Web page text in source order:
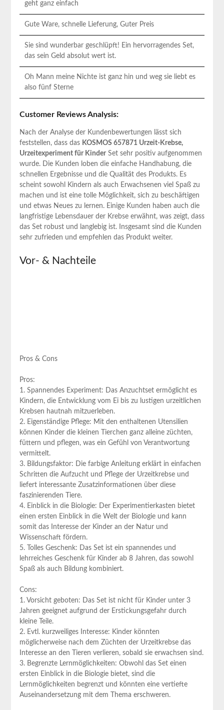
geht ganz einfach
Gute Ware, schnelle Lieferung, Guter Preis
Sie sind wunderbar geschlüpft! Ein hervorragendes Set,
das sein Geld absolut wert ist.
Oh Mann meine Nichte ist ganz hin und weg sie liebt es
also fünf Sterne
Customer Reviews Analysis:
Nach der Analyse der Kundenbewertungen lässt sich
feststellen, dass das KOSMOS 657871 Urzeit-Krebse,
Urzeitexperiment für KinderSet sehr positiv aufgenommen
wurde. Die Kunden loben die einfache Handhabung, die
schnellen Ergebnisse und die Qualität des Produkts. Es
scheint sowohl Kindern als auch Erwachsenen viel Spaß zu
machen und ist eine tolle Möglichkeit, sich zu beschäftigen
und etwas Neues zu lernen. Einige Kunden haben auch die
langfristige Lebensdauer der Krebse erwähnt, was zeigt, dass
das Set robust und langlebig ist. Insgesamt sind die Kunden
sehr zufrieden und empfehlen das Produkt weiter.
Vor- & Nachteile
Pros & Cons
Pros:
1. Spannendes Experiment: Das Anzuchtset ermöglicht es
Kindern, die Entwicklung vom Ei bis zu lustigen urzeitlichen
Krebsen hautnah mitzuerleben.
2. Eigenständige Pflege: Mit den enthaltenen Utensilien
können Kinder die kleinen Tierchen ganz alleine züchten,
füttern und pflegen, was ein Gefühl von Verantwortung
vermittelt.
3. Bildungsfaktor: Die farbige Anleitung erklärt in einfachen
Schritten die Aufzucht und Pflege der Urzeitkrebse und
liefert interessante Zusatzinformationen über diese
faszinierenden Tiere.
4. Einblick in die Biologie: Der Experimentierkasten bietet
einen ersten Einblick in die Welt der Biologie und kann
somit das Interesse der Kinder an der Natur und
Wissenschaft fördern.
5. Tolles Geschenk: Das Set ist ein spannendes und
lehrreiches Geschenk für Kinder ab 8 Jahren, das sowohl
Spaß als auch Bildung kombiniert.
Cons:
1. Vorsicht geboten: Das Set ist nicht für Kinder unter 3
Jahren geeignet aufgrund der Erstickungsgefahr durch
kleine Teile.
2. Evtl. kurzweiliges Interesse: Kinder könnten
möglicherweise nach dem Züchten der Urzeitkrebse das
Interesse an den Tieren verlieren, sobald sie erwachsen sind.
3. Begrenzte Lernmöglichkeiten: Obwohl das Set einen
ersten Einblick in die Biologie bietet, sind die
Lernmöglichkeiten begrenzt und könnten eine vertiefte
Auseinandersetzung mit dem Thema erschweren.